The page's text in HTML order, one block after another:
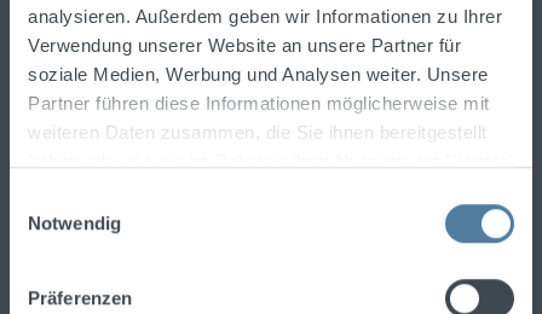
analysieren. Außerdem geben wir Informationen zu Ihrer
Verwendung unserer Website an unsere Partner für
soziale Medien, Werbung und Analysen weiter. Unsere
Partner führen diese Informationen möglicherweise mit
weiteren Daten zusammen, die Sie ihnen bereitgestellt
Notwendig
Präferenzen
E-Mail-Adresse
Ich habe dieDatenschutzbestimmungen zur
Kenntnis genommen und die AGBgelesen und
bin mit ihnen einverstanden.
Um fortzufahren, geben Sie die oben